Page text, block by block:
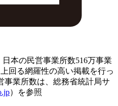
本の民営事業所数516万事業
回る網羅性の高い掲載を行っ
事業所数は、総務省統計局サ
）を参照